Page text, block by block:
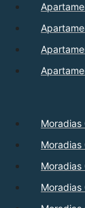
Moradias
Moradias
Moradias
Moradias